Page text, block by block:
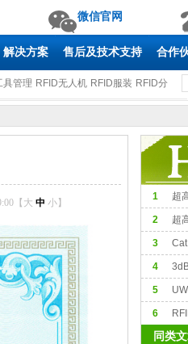
微信官网
解决方案 售后及技术支持 合作
具管理 RFID无人机 RFID服装 RFID分
【 大 中 小】
1 超
2 超
3
MY01/02
4
5
6
同类